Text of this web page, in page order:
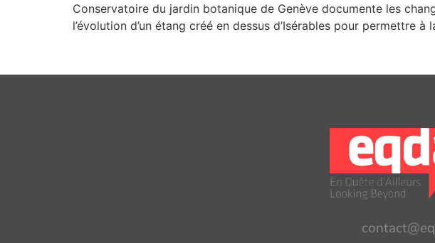
Conservatoire du jardin botanique de Genève documente les
l’évolution d’un étang créé en dessus d’Isérables pour permettre